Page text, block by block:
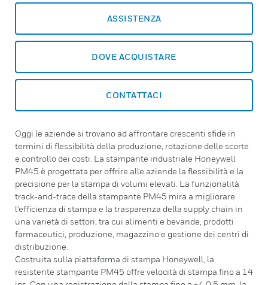
ASSISTENZA
DOVE ACQUISTARE
CONTATTACI
Oggi le aziende si trovano ad affrontare crescenti sfide in
termini di flessibilità della produzione, rotazione delle scorte
e controllo dei costi. La stampante industriale Honeywell
PM45 è progettata per offrire alle aziende la flessibilità e la
precisione per la stampa di volumi elevati. La funzionalità
track-and-trace della stampante PM45 mira a migliorare
l'efficienza di stampa e la trasparenza della supply chain in
una varietà di settori, tra cui alimenti e bevande, prodotti
farmaceutici, produzione, magazzino e gestione dei centri di
distribuzione.
Costruita sulla piattaforma di stampa Honeywell, la
resistente stampante PM45 offre velocità di stampa fino a 14